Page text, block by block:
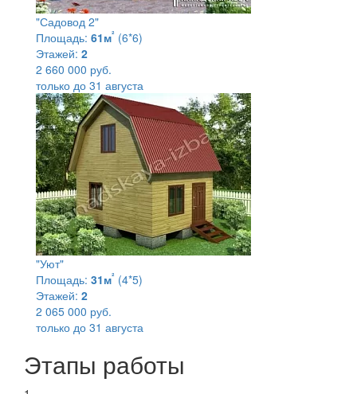
"Садовод 2"
Площадь: 61м² (6*6)
Этажей: 2
2 660 000 руб.
только до 31 августа
"Уют"
Площадь: 31м² (4*5)
Этажей: 2
2 065 000 руб.
только до 31 августа
Этапы работы